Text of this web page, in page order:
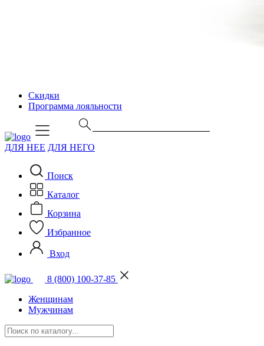
Скидки
Программа лояльности
ДЛЯ НЕЕ ДЛЯ НЕГО
Поиск
Каталог
Корзина
Избранное
Вход
8 (800) 100-37-85
Женщинам
Мужчинам